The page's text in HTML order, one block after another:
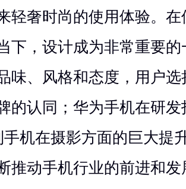
轻奢时尚的使用体验。
下，设计成为非常重要
味、风格和态度，用户
的认同；华为手机在研
手机在摄影方面的巨大提
推动手机行业的前进和